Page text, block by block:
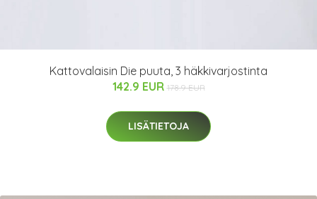
Kattovalaisin Die puuta, 3 häkkivarjostinta
142.9 EUR 178.9 EUR
LISÄTIETOJA